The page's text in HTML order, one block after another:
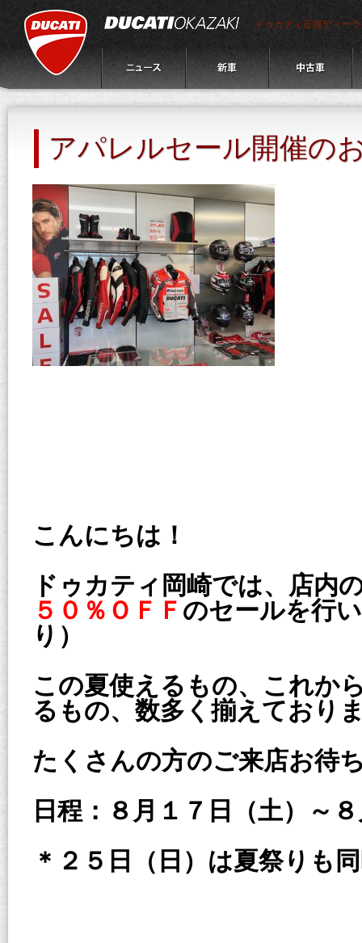
ドゥカティ正規ディー
アパレルセール開催の
こんにちは！
ドゥカティ岡崎では、店内
５０％ＯＦＦ のセールを行
り）
この夏使えるもの、これか
るもの、数多く揃えており
たくさんの方のご来店お待
日程：８月１７日（土）～
＊２５日（日）は夏祭りも